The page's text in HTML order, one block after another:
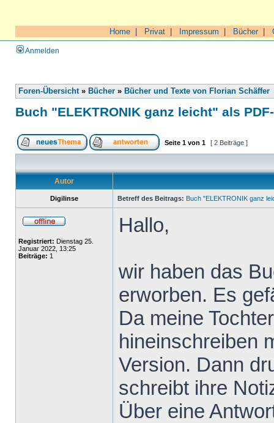
Home Privat Impressum Bücher|
Anmelden
Foren-Übersicht» Bücher » Bücher und Texte von Florian Schäffer
Buch "ELEKTRONIK ganz leicht" als
Seite 1 von 1 [ 2 Beiträge ]
Autor
Digilinse Betreff des Beitrags: Buch "ELEKTRONIK ganz
Registriert: Dienstag 25.
Januar 2022, 13:25
Beiträge: 1
Hallo,
wir haben das
erworben. Es
Da meine
hineinschreiben
Version. Dann
schreibt ihre
Über eine